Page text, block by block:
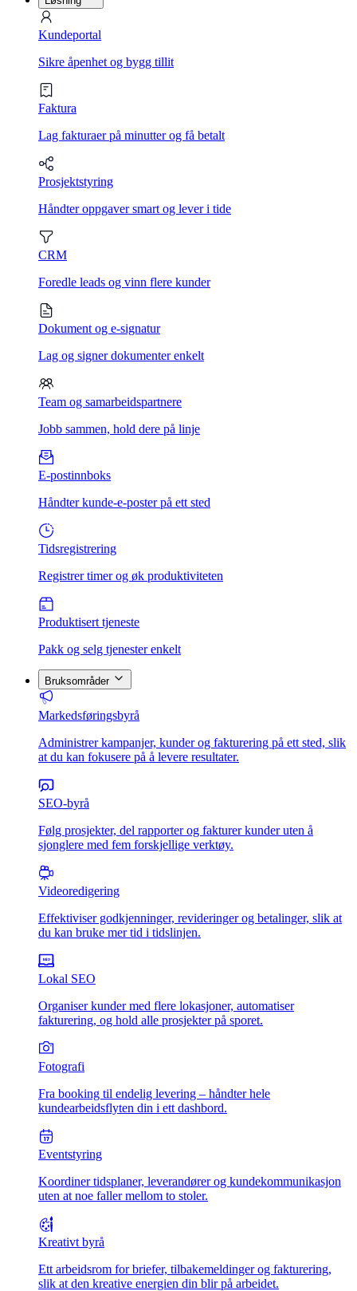
Kundeportal
Sikre åpenhet og bygg tillit
Faktura
Lag fakturaer på minutter og få betalt
Prosjektstyring
Håndter oppgaver smart og lever i tide
CRM
Foredle leads og vinn flere kunder
Dokument og e-signatur
Lag og signer dokumenter enkelt
Team og samarbeidspartnere
Jobb sammen, hold dere på linje
E-postinnboks
Håndter kunde-e-poster på ett sted
Tidsregistrering
Registrer timer og øk produktiviteten
Produktisert tjeneste
Pakk og selg tjenester enkelt
Bruksområder
Markedsføringsbyrå
Administrer kampanjer, kunder og fakturering på ett sted, slik
at du kan fokusere på å levere resultater.
SEO-byrå
Følg prosjekter, del rapporter og fakturer kunder uten å
sjonglere med fem forskjellige verktøy.
Videoredigering
Effektiviser godkjenninger, revideringer og betalinger, slik at
du kan bruke mer tid i tidslinjen.
Lokal SEO
Organiser kunder med flere lokasjoner, automatiser
fakturering, og hold alle prosjekter på sporet.
Fotografi
Fra booking til endelig levering – håndter hele
kundearbeidsflyten din i ett dashbord.
Eventstyring
Koordiner tidsplaner, leverandører og kundekommunikasjon
uten at noe faller mellom to stoler.
Kreativt byrå
Ett arbeidsrom for briefer, tilbakemeldinger og fakturering,
slik at den kreative energien din blir på arbeidet.